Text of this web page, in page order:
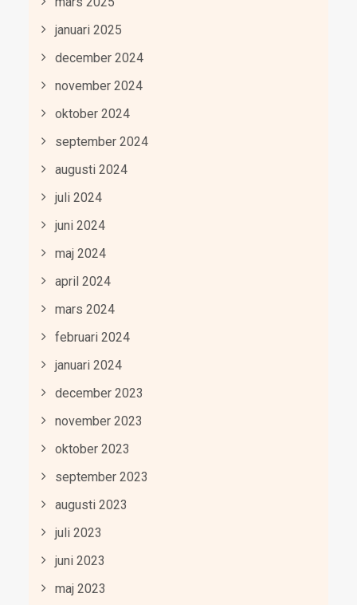
januari 2025
december 2024
november 2024
oktober 2024
september 2024
augusti 2024
juli 2024
juni 2024
maj 2024
april 2024
mars 2024
februari 2024
januari 2024
december 2023
november 2023
oktober 2023
september 2023
augusti 2023
juli 2023
juni 2023
maj 2023